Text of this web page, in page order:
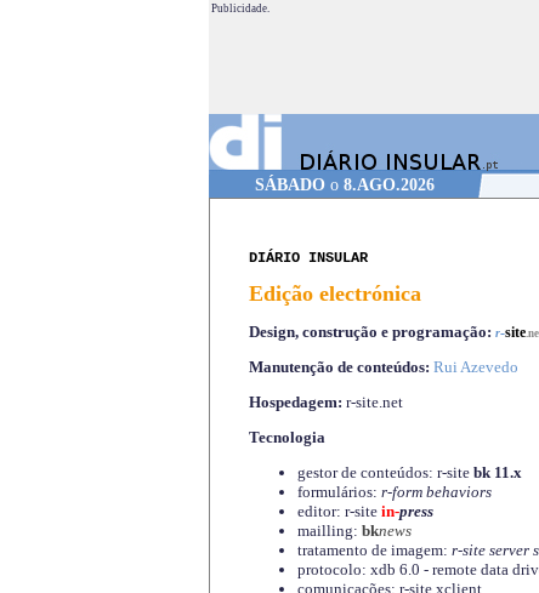
Publicidade.
SÁBADO o 8.AGO.2026
DIÁRIO INSULAR
Edição electrónica
Design, construção e programação: r-site
Manutenção de conteúdos: Rui Azevedo
Hospedagem: r-site.net
Tecnologia
gestor de conteúdos: r-site bk 11.x
formulários: r-form behaviors
editor: r-site in-press
mailling: bknews
tratamento de imagem: r-site server
protocolo: xdb 6.0 - remote data
comunicações: r-site xclient